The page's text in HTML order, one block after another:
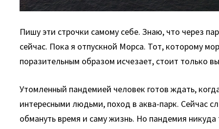
Пишу эти строчки самому себе. Знаю, что через
сейчас. Пока я отпускной Морса. Тот, которому
поразительным образом исчезает, стоит только
Утомленный пандемией человек готов ждать,
интересными людьми, поход в аква-парк. Сейчас
обмануть время и саму жизнь. Но пандемия